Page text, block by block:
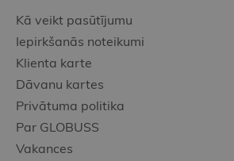
Kā veikt pasūtījumu
Iepirkšanās noteikumi
Klienta karte
Dāvanu kartes
Privātuma politika
Par GLOBUSS
Vakances